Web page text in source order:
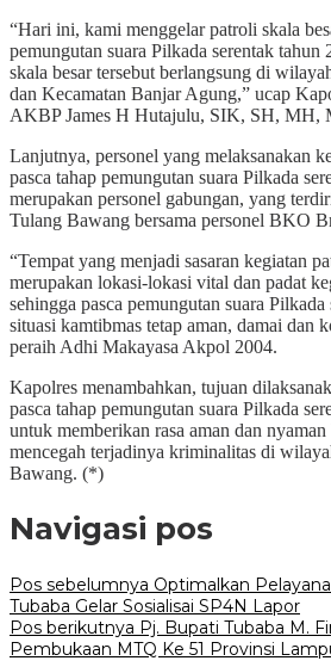
“Hari ini, kami menggelar patroli skala
pemungutan suara Pilkada serentak
skala besar tersebut berlangsung di
dan Kecamatan Banjar Agung,” ucap
AKBP James H Hutajulu, SIK, SH, MH,
Lanjutnya, personel yang melaksanakan
pasca tahap pemungutan suara Pilkada
merupakan personel gabungan, yang
Tulang Bawang bersama personel BKO
“Tempat yang menjadi sasaran kegiatan
merupakan lokasi-lokasi vital dan padat
sehingga pasca pemungutan suara
situasi kamtibmas tetap aman, damai dan
peraih Adhi Makayasa Akpol 2004.
Kapolres menambahkan, tujuan
pasca tahap pemungutan suara Pilkada
untuk memberikan rasa aman dan nyaman
mencegah terjadinya kriminalitas di
Bawang. (*)
Navigasi pos
Pos sebelumnya Optimalkan
Tubaba Gelar Sosialisai SP4N Lapor
Pos berikutnya Pj. Bupati Tubaba M.
Pembukaan MTQ Ke 51 Provinsi